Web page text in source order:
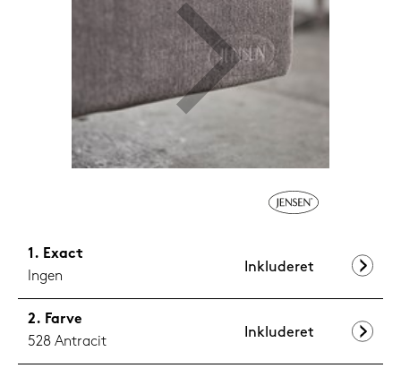
1.199,-
Exact
Ingen
Inkluderet
Farve
528 Antracit
Inkluderet